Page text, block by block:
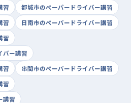
習
都城市のペーパードライバー講習
習
日南市のペーパードライバー講習
習
バー講習
習
串間市のペーパードライバー講習
習
講習